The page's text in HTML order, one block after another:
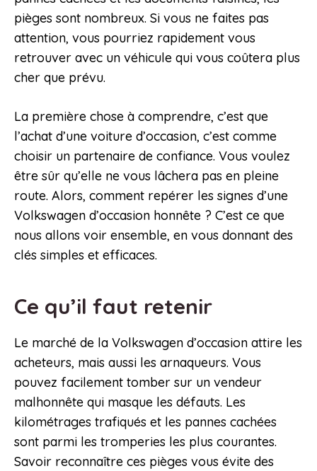
pièges sont nombreux. Si vous ne faites pas
attention, vous pourriez rapidement vous
retrouver avec un véhicule qui vous coûtera plus
cher que prévu.
La première chose à comprendre, c’est que
l’achat d’une voiture d’occasion, c’est comme
choisir un partenaire de confiance. Vous voulez
être sûr qu’elle ne vous lâchera pas en pleine
route. Alors, comment repérer les signes d’une
Volkswagen d’occasion honnête ? C’est ce que
nous allons voir ensemble, en vous donnant des
clés simples et efficaces.
Ce qu’il faut retenir
Le marché de la Volkswagen d’occasion attire les
acheteurs, mais aussi les arnaqueurs. Vous
pouvez facilement tomber sur un vendeur
malhonnête qui masque les défauts. Les
kilométrages trafiqués et les pannes cachées
sont parmi les tromperies les plus courantes.
Savoir reconnaître ces pièges vous évite des